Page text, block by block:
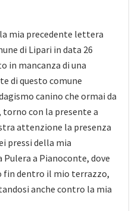
mia precedente lettera
di Lipari in data 26
in mancanza di una
di questo comune
canino che ormai da
con la presente a
attenzione la presenza
pressi della mia
a Pianoconte, dove
fin dentro il mio terrazzo,
anche contro la mia